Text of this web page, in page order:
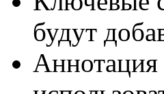
будут
Аннотация